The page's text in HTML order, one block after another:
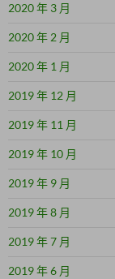
2020 年 3 月
2020 年 2 月
2020 年 1 月
2019 年 12 月
2019 年 11 月
2019 年 10 月
2019 年 9 月
2019 年 8 月
2019 年 7 月
2019 年 6 月